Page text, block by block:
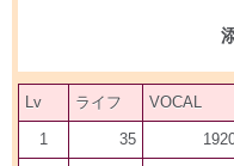
Lv ライフ VOCAL
1 35